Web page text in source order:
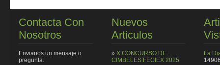
Contacta Con
Nosotros
Envianos un mensaje o
pregunta.
Nuevos
Articulos
» X CONCURSO DE
CIMBELES FECIEX 2025
La